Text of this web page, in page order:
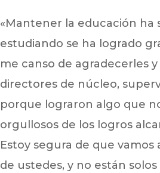
«Mantener la educación ha
estudiando se ha logrado
me canso de agradecerles
directores de núcleo,
porque lograron algo que
orgullosos de los logros
Estoy segura de que
de ustedes, y no están